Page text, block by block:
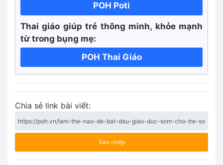
POH Poti
Thai giáo giúp trẻ thông minh, khỏe mạnh
từ trong bụng mẹ:
POH Thai Giáo
Chia sẻ link bài viết:
Sao chép